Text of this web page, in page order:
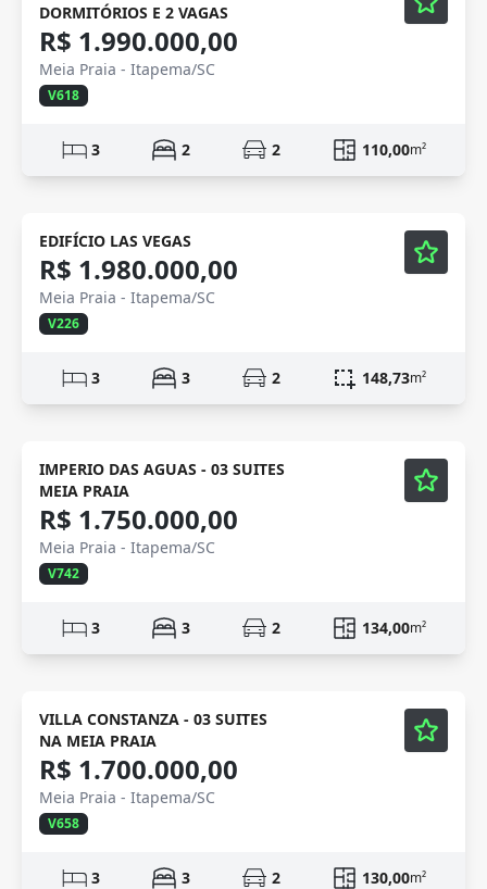
DORMITÓRIOS E 2 VAGAS
R$ 1.990.000,00
Meia Praia - Itapema/SC
V618
3 2 2 110,00m²
Vídeo Mobiliado
EDIFÍCIO LAS VEGAS
R$ 1.980.000,00
Meia Praia - Itapema/SC
V226
3 3 2 148,73m²
Vídeo Mobiliado
IMPERIO DAS AGUAS - 03 SUITES
MEIA PRAIA
R$ 1.750.000,00
Meia Praia - Itapema/SC
V742
3 3 2 134,00m²
Vídeo Mobiliado
VILLA CONSTANZA - 03 SUITES
NA MEIA PRAIA
R$ 1.700.000,00
Meia Praia - Itapema/SC
V658
3 3 2 130,00m²